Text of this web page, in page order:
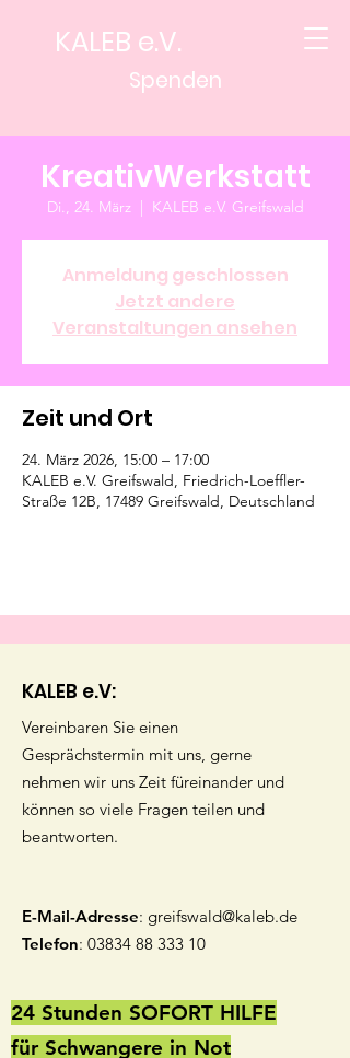
KALEB e.V.
Spenden
KreativWerkstatt
Di., 24. März
  |
KALEB e.V. Greifswald
Anmeldung geschlossen
Jetzt andere
Veranstaltungen ansehen
Zeit und Ort
24. März 2026, 15:00 – 17:00
KALEB e.V. Greifswald, Friedrich-Loeffler-
Straße 12B, 17489 Greifswald, Deutschland
KALEB e.V:
Vereinbaren Sie einen
Gesprächstermin mit uns, gerne
nehmen wir uns Zeit füreinander und
können so viele Fragen teilen und
beantworten.
E-Mail-Adresse: greifswald@kaleb.de
Telefon: 03834 88 333 10
24 Stunden SOFORT HILFE
für Schwangere in Not